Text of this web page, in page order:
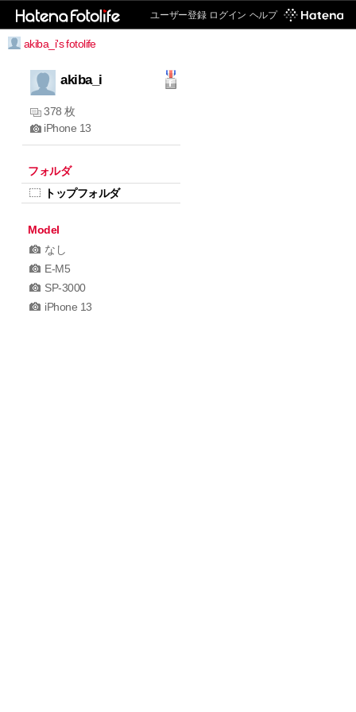
ユーザー登録 ログイン ヘルプ
akiba_i's fotolife
akiba_i
378 枚
iPhone 13
フォルダ
トップフォルダ
Model
なし
E-M5
SP-3000
iPhone 13